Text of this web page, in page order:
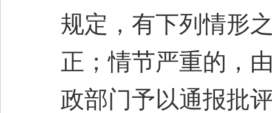
规定，有下列情形
正；情节严重的，
政部门予以通报批